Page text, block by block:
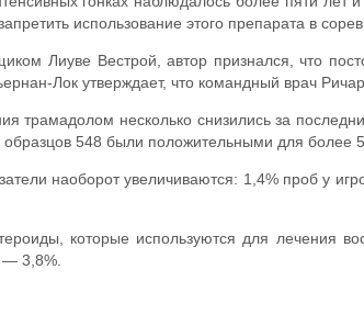
использование этого препарата в
Лиуве Вестрой, автор признался, что
Лок утверждает, что командный врач
трамадолом несколько снизились за
548 были положительными для более
наоборот увеличиваются: 1,4% проб у
которые используются для лечения
— 3,8%.